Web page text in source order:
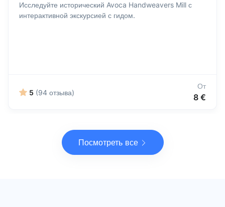
Исследуйте исторический Avoca Handweavers Mill с
интерактивной экскурсией с гидом.
5 (94 отзыва)
От
8 €
Посмотреть все